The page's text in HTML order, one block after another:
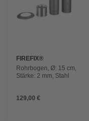
FIREFIX®
Rohrbogen, Ø: 15 cm,
Stärke: 2 mm, Stahl
129,00 €